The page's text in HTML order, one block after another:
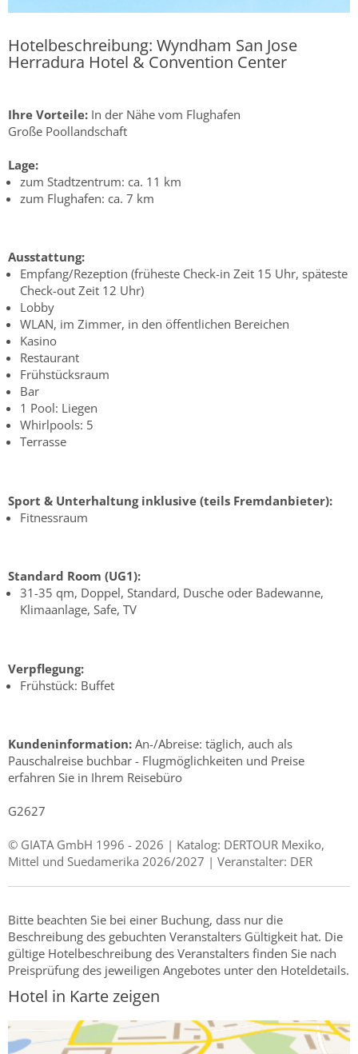
Hotelbeschreibung: Wyndham San Jose
Herradura Hotel & Convention Center
Ihre Vorteile: In der Nähe vom Flughafen
Große Poollandschaft
Lage:
zum Stadtzentrum: ca. 11 km
zum Flughafen: ca. 7 km
Ausstattung:
Empfang/Rezeption (früheste Check-in Zeit 15 Uhr, späteste
Check-out Zeit 12 Uhr)
Lobby
WLAN, im Zimmer, in den öffentlichen Bereichen
Kasino
Restaurant
Frühstücksraum
Bar
1 Pool: Liegen
Whirlpools: 5
Terrasse
Sport & Unterhaltung inklusive (teils Fremdanbieter):
Fitnessraum
Standard Room (UG1):
31-35 qm, Doppel, Standard, Dusche oder Badewanne,
Klimaanlage, Safe, TV
Verpflegung:
Frühstück: Buffet
Kundeninformation: An-/Abreise: täglich, auch als
Pauschalreise buchbar - Flugmöglichkeiten und Preise
erfahren Sie in Ihrem Reisebüro
G2627
© GIATA GmbH 1996 - 2026 | Katalog: DERTOUR Mexiko,
Mittel und Suedamerika 2026/2027 | Veranstalter: DER
Bitte beachten Sie bei einer Buchung, dass nur die
Beschreibung des gebuchten Veranstalters Gültigkeit hat. Die
gültige Hotelbeschreibung des Veranstalters finden Sie nach
Preisprüfung des jeweiligen Angebotes unter den Hoteldetails.
Hotel in Karte zeigen